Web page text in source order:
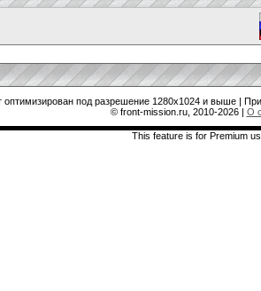
оптимизирован под разрешение 1280x1024 и выше |
© front-mission.ru, 2010-2026| О
This feature is for Premium